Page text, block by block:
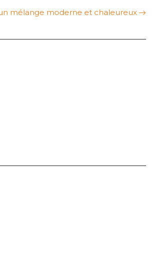
mélange moderne et chaleureux